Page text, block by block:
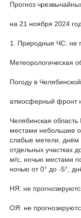
Прогноз
на 21 ноября 2024
1. Природные ЧС: не
Метеорологическая
Погоду в
атмосферный фронт
Челябинская
местами небольшие
слабые метели, днём
отдельных участках
м/с, ночью местами
ночью от 0° до -5°,
НЯ: не
ОЯ: не